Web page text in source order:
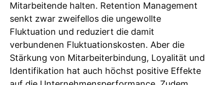
Mitarbeitende halten. Retention Management
senkt zwar zweifellos die ungewollte
Fluktuation und reduziert die damit
verbundenen Fluktuationskosten. Aber die
Stärkung von Mitarbeiterbindung, Loyalität und
Identifikation hat auch höchst positive Effekte